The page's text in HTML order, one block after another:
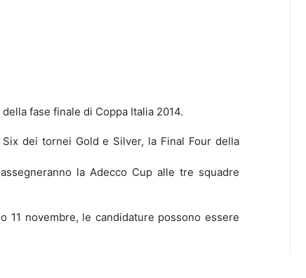
fase finale di Coppa Italia 2014.
dei tornei Gold e Silver, la Final Four della
la Adecco Cup alle tre squadre
11 novembre, le candidature possono essere